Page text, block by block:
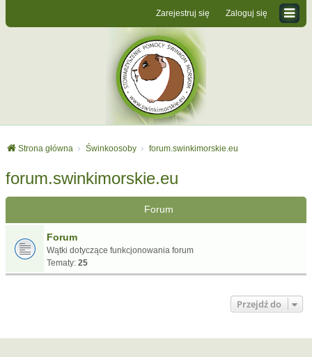
Zaloguj się
Zarejestruj się
Strona główna Świnkoosoby forum.swinkimorskie.eu
forum.swinkimorskie.eu
Forum
Forum
Wątki dotyczące funkcjonowania forum
Tematy: 25
Przejdź do